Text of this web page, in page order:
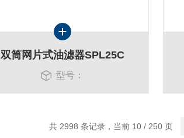
双筒网片式油滤器SPL25C
型号：
共 2998 条记录，当前 10 / 250 页